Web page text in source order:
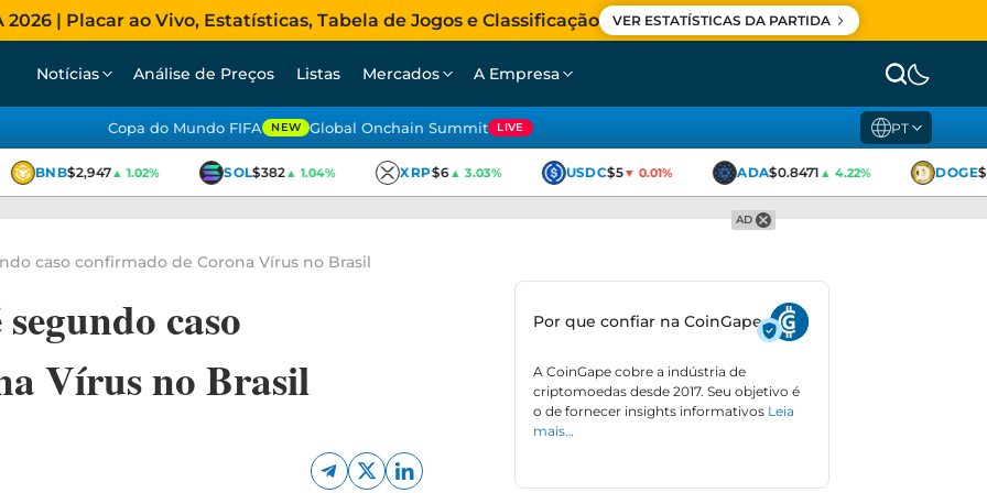
| Placar ao Vivo, Estatísticas, Tabela de Jogos e Classificação VER ESTATÍSTICAS DA PARTIDA
Notícias Análise de Preços Listas Mercados A Empresa
Copa do Mundo FIFA NEW Global Onchain Summit LIVE PT
BNB$2,947▲ 1.02% SOL$382▲ 1.04% XRP$6▲ 3.03% USDC$5▼ 0.01% ADA$0.8471▲ 4.22% DOGE
AD
caso confirmado de Corona Vírus no Brasil
caso
Vírus no Brasil
Por que confiar na CoinGape
A CoinGape cobre a indústria de
criptomoedas desde 2017. Seu objetivo é
o de fornecer insights informativos Leia
mais…